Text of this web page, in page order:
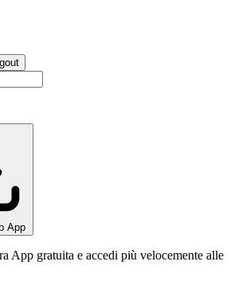
App
App gratuita e accedi più velocemente alle